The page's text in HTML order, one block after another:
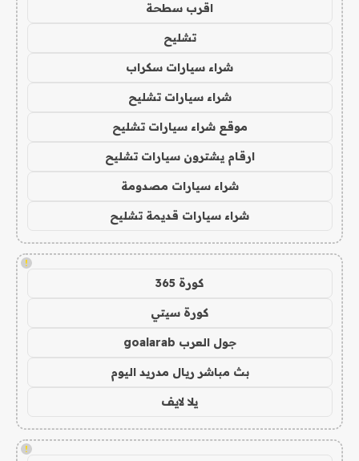
اقرب سطحة
تشليح
شراء سيارات سكراب
شراء سيارات تشليح
موقع شراء سيارات تشليح
ارقام يشترون سيارات تشليح
شراء سيارات مصدومة
شراء سيارات قديمة تشليح
!
كورة 365
كورة سيتي
جول العرب goalarab
بث مباشر ريال مدريد اليوم
يلا لايف
!